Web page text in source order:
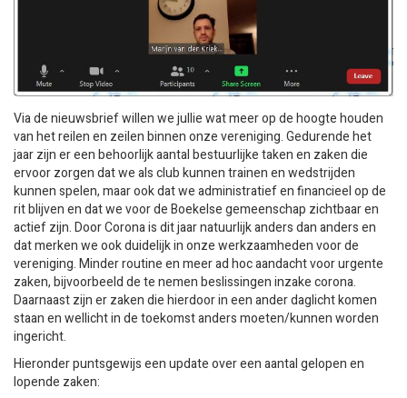
Via de nieuwsbrief willen we jullie wat meer op de hoogte houden
van het reilen en zeilen binnen onze vereniging. Gedurende het
jaar zijn er een behoorlijk aantal bestuurlijke taken en zaken die
ervoor zorgen dat we als club kunnen trainen en wedstrijden
kunnen spelen, maar ook dat we administratief en financieel op de
rit blijven en dat we voor de Boekelse gemeenschap zichtbaar en
actief zijn. Door Corona is dit jaar natuurlijk anders dan anders en
dat merken we ook duidelijk in onze werkzaamheden voor de
vereniging. Minder routine en meer ad hoc aandacht voor urgente
zaken, bijvoorbeeld de te nemen beslissingen inzake corona.
Daarnaast zijn er zaken die hierdoor in een ander daglicht komen
staan en wellicht in de toekomst anders moeten/kunnen worden
ingericht.
Hieronder puntsgewijs een update over een aantal gelopen en
lopende zaken: